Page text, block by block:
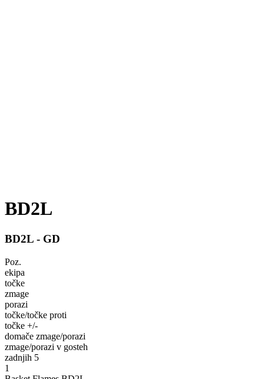
BD2L
BD2L - GD
Poz.
ekipa
točke
zmage
porazi
točke/točke proti
točke +/-
domače zmage/porazi
zmage/porazi v gosteh
zadnjih 5
1